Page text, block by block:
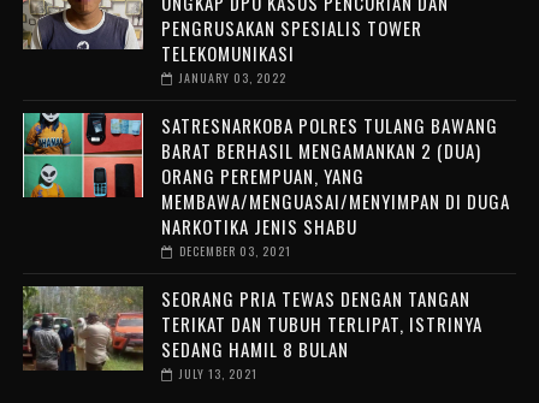
PENGRUSAKAN SPESIALIS TOWER
TELEKOMUNIKASI
JANUARY 03, 2022
SATRESNARKOBA POLRES TULANG BAWANG
BARAT BERHASIL MENGAMANKAN 2 (DUA)
ORANG PEREMPUAN, YANG
MEMBAWA/MENGUASAI/MENYIMPAN DI DUGA
NARKOTIKA JENIS SHABU
DECEMBER 03, 2021
SEORANG PRIA TEWAS DENGAN TANGAN
TERIKAT DAN TUBUH TERLIPAT, ISTRINYA
SEDANG HAMIL 8 BULAN
JULY 13, 2021